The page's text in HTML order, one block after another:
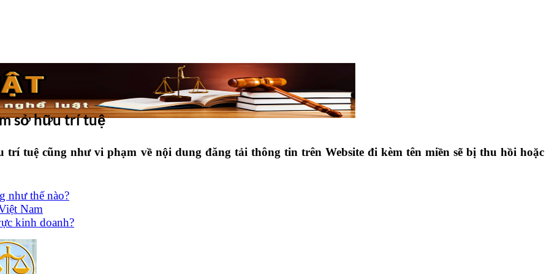
sở hữu trí tuệ
trí tuệ cũng như vi phạm về nội dung đăng tải thông tin trên Website đi kèm tên miền sẽ bị thu hồi hoặc
như thế nào?
Nam
kinh doanh?